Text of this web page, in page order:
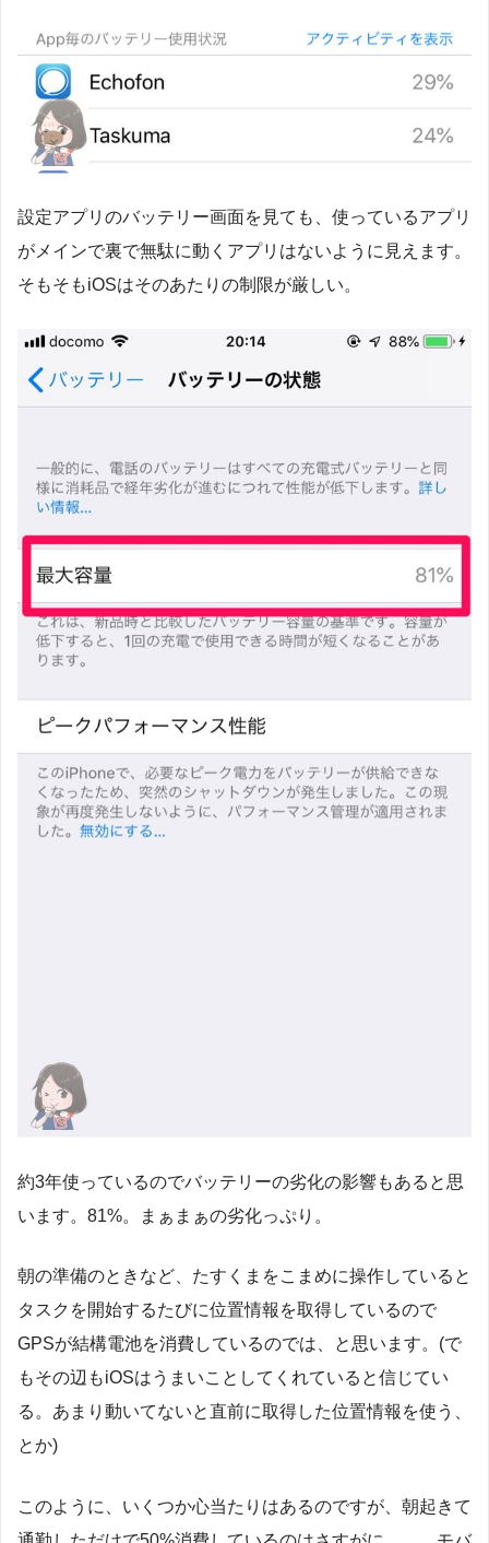
設定アプリのバッテリー画面を見ても、使っているアプリ
がメインで裏で無駄に動くアプリはないように見えます。
そもそもiOSはそのあたりの制限が厳しい。
約3年使っているのでバッテリーの劣化の影響もあると思
います。81%。まぁまぁの劣化っぷり。
朝の準備のときなど、たすくまをこまめに操作していると
タスクを開始するたびに位置情報を取得しているので
GPSが結構電池を消費しているのでは、と思います。(で
もその辺もiOSはうまいことしてくれていると信じてい
る。あまり動いてないと直前に取得した位置情報を使う、
とか)
このように、いくつか心当たりはあるのですが、朝起きて